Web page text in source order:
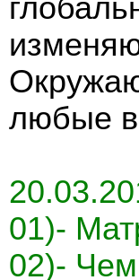
любые
01)-
02)- Чем